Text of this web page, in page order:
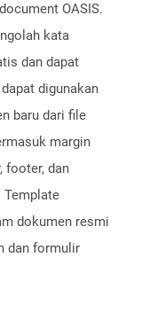
OASIS.
kata
dan dapat
digunakan
baru dari file
margin
footer, dan
Template
dokumen resmi
dan formulir